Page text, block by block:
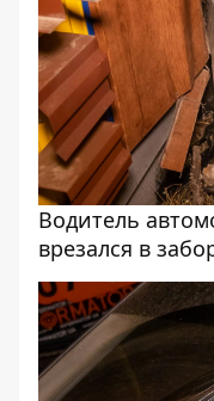
Водитель
врезался в